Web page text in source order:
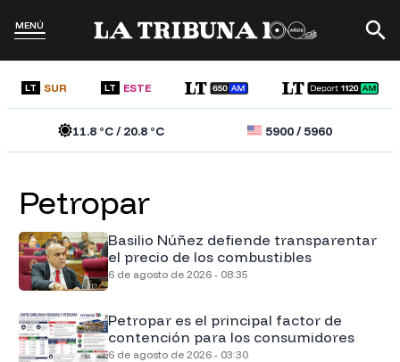
MENÚ
LT SUR LT ESTE
11.8°C /20.8°C 5900/5960
Petropar
Basilio Núñez defiende transparentar
el precio de los combustibles
6 de agosto de 2026 - 08:35
Petropar es el principal factor de
contención para los consumidores
6 de agosto de 2026 - 03:30